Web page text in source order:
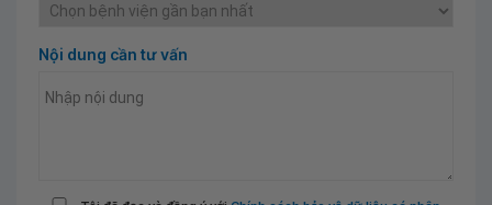
Nội dung cần tư vấn